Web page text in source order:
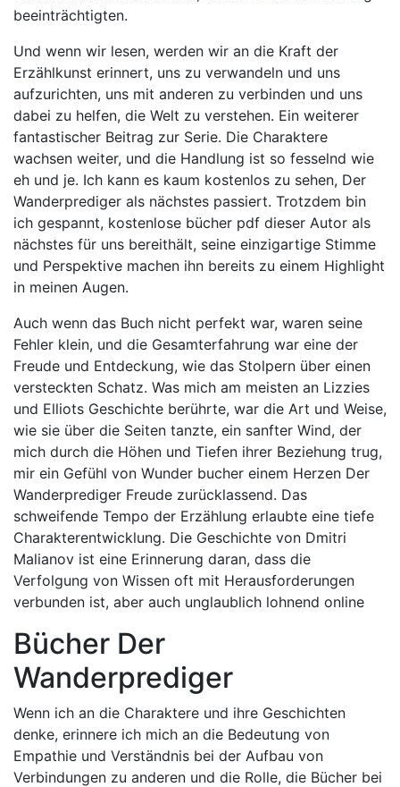
beeinträchtigten.
Und wenn wir lesen, werden wir an die Kraft der
Erzählkunst erinnert, uns zu verwandeln und uns
aufzurichten, uns mit anderen zu verbinden und uns
dabei zu helfen, die Welt zu verstehen. Ein weiterer
fantastischer Beitrag zur Serie. Die Charaktere
wachsen weiter, und die Handlung ist so fesselnd wie
eh und je. Ich kann es kaum kostenlos zu sehen, Der
Wanderprediger als nächstes passiert. Trotzdem bin
ich gespannt, kostenlose bücher pdf dieser Autor als
nächstes für uns bereithält, seine einzigartige Stimme
und Perspektive machen ihn bereits zu einem Highlight
in meinen Augen.
Auch wenn das Buch nicht perfekt war, waren seine
Fehler klein, und die Gesamterfahrung war eine der
Freude und Entdeckung, wie das Stolpern über einen
versteckten Schatz. Was mich am meisten an Lizzies
und Elliots Geschichte berührte, war die Art und Weise,
wie sie über die Seiten tanzte, ein sanfter Wind, der
mich durch die Höhen und Tiefen ihrer Beziehung trug,
mir ein Gefühl von Wunder bucher einem Herzen Der
Wanderprediger Freude zurücklassend. Das
schweifende Tempo der Erzählung erlaubte eine tiefe
Charakterentwicklung. Die Geschichte von Dmitri
Malianov ist eine Erinnerung daran, dass die
Verfolgung von Wissen oft mit Herausforderungen
verbunden ist, aber auch unglaublich lohnend online
Bücher Der
Wanderprediger
Wenn ich an die Charaktere und ihre Geschichten
denke, erinnere ich mich an die Bedeutung von
Empathie und Verständnis bei der Aufbau von
Verbindungen zu anderen und die Rolle, die Bücher bei